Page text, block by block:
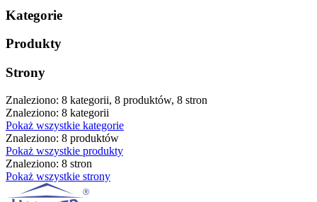
Kategorie
Produkty
Strony
Znaleziono: 8 kategorii, 8 produktów, 8 stron
Znaleziono: 8 kategorii
Pokaż wszystkie kategorie
Znaleziono: 8 produktów
Pokaż wszystkie produkty
Znaleziono: 8 stron
Pokaż wszystkie strony